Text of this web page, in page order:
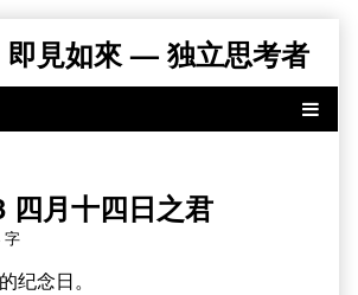
即見如來 — 独立思考者
四月十四日之君
字
纪念日。